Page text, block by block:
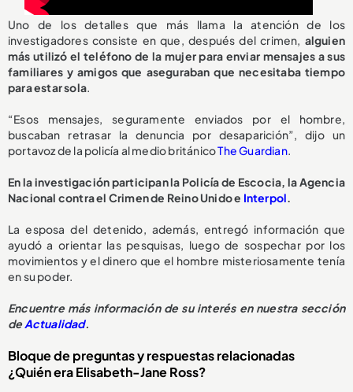
Uno de los detalles que más llama la atención de los
investigadores consiste en que, después del crimen, alguien
más utilizó el teléfono de la mujer para enviar mensajes a sus
familiares y amigos que aseguraban que necesitaba tiempo
para estar sola.
“Esos mensajes, seguramente enviados por el hombre,
buscaban retrasar la denuncia por desaparición”, dijo un
portavoz de la policía al medio británicoThe Guardian.
En la investigación participan la Policía de Escocia, la Agencia
Nacional contra el Crimen de Reino Unido e Interpol.
La esposa del detenido, además, entregó información que
ayudó a orientar las pesquisas, luego de sospechar por los
movimientos y el dinero que el hombre misteriosamente tenía
en su poder.
Encuentre más información de su interés en nuestra sección
deActualidad.
Bloque de preguntas y respuestas relacionadas
¿Quién era Elisabeth-Jane Ross?